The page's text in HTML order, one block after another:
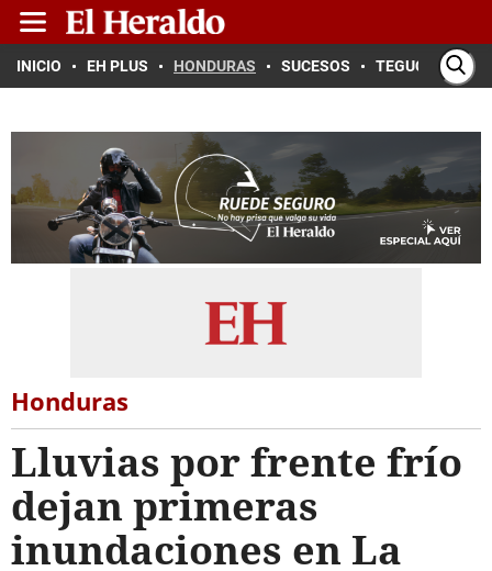
INICIO EH PLUS HONDURAS SUCESOS TEGUCIGALPA
Honduras
Lluvias por frente frío
dejan primeras
inundaciones en La